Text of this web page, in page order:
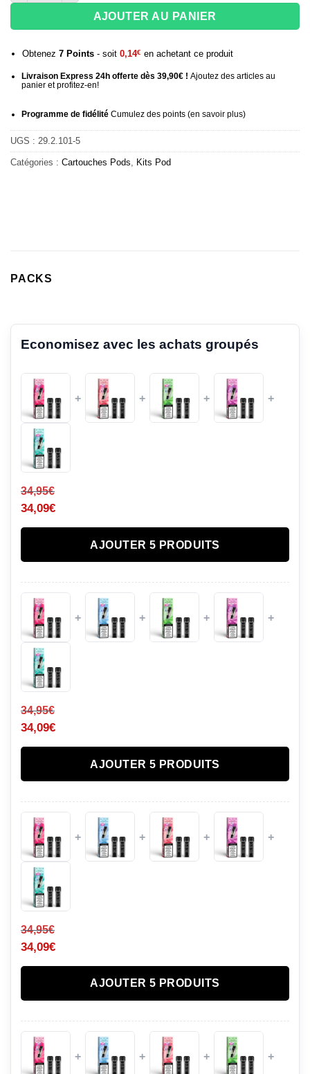
AJOUTER AU PANIER
Obtenez 7Points- soit 0,14€ en achetant ce produit
Livraison Express 24h offerte dès 39,90€ ! Ajoutez des articles au
panier et profitez-en!
Programme de fidélitéCumulez des points (en savoir plus)
UGS : 29.2.101-5
Catégories : Cartouches Pods Kits Pod
PACKS
Economisez avec les achats groupés
+ + + +
34,95€
34,09€
AJOUTER 5 PRODUITS
+ + + +
34,95€
34,09€
AJOUTER 5 PRODUITS
+ + + +
34,95€
34,09€
AJOUTER 5 PRODUITS
+ + + +